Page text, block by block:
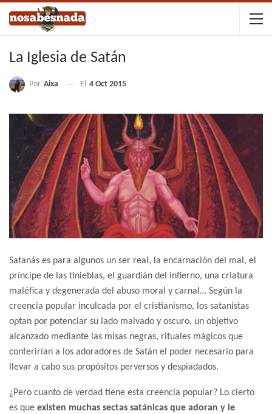
La Iglesia de Satán
Por Aixa El 4 Oct 2015
Satanás es para algunos un ser real, la encarnación del mal, el
príncipe de las tinieblas, el guardián del infierno, una criatura
maléfica y degenerada del abuso moral y carnal… Según la
creencia popular inculcada por el cristianismo, los satanistas
optan por potenciar su lado malvado y oscuro, un objetivo
alcanzado mediante las misas negras, rituales mágicos que
conferirían a los adoradores de Satán el poder necesario para
llevar a cabo sus propósitos perversos y despiadados.
¿Pero cuanto de verdad tiene esta creencia popular? Lo cierto
es que existen muchas sectas satánicas que adoran y le